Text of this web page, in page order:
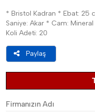
* Bristol Kadran * Ebat: 25
Saniye: Akar * Cam:
Koli Adeti: 20
Paylaş
Firmanızın Adı